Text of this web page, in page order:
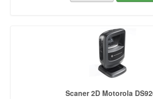
Scaner 2D Motorola